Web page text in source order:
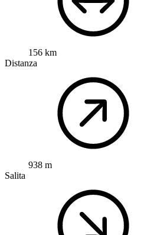
156 km
Distanza
938 m
Salita